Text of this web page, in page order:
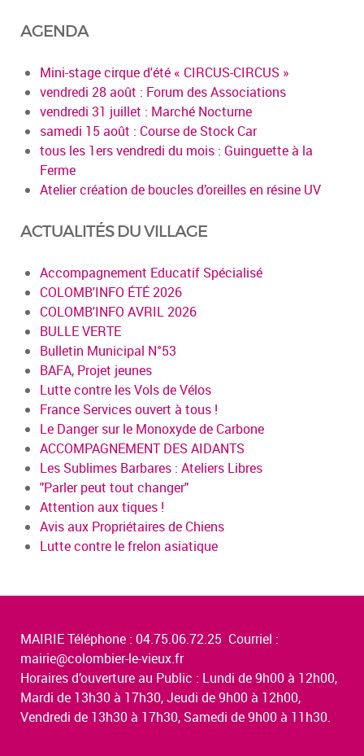
AGENDA
Mini-stage cirque d'été « CIRCUS-CIRCUS »
vendredi 28 août : Forum des Associations
vendredi 31 juillet : Marché Nocturne
samedi 15 août : Course de Stock Car
tous les 1ers vendredi du mois : Guinguette à la
Ferme
Atelier création de boucles d’oreilles en résine UV
ACTUALITÉS DU VILLAGE
Accompagnement Educatif Spécialisé
COLOMB'INFO ÉTÉ 2026
COLOMB'INFO AVRIL 2026
BULLE VERTE
Bulletin Municipal N°53
BAFA, Projet jeunes
Lutte contre les Vols de Vélos
France Services ouvert à tous !
Le Danger sur le Monoxyde de Carbone
ACCOMPAGNEMENT DES AIDANTS
Les Sublimes Barbares : Ateliers Libres
"Parler peut tout changer"
Attention aux tiques !
Avis aux Propriétaires de Chiens
Lutte contre le frelon asiatique
MAIRIE Téléphone : 04.75.06.72.25 Courriel :
mairie@colombier-le-vieux.fr
Horaires d’ouverture au Public : Lundi de 9h00 à 12h00,
Mardi de 13h30 à 17h30, Jeudi de 9h00 à 12h00,
Vendredi de 13h30 à 17h30, Samedi de 9h00 à 11h30.